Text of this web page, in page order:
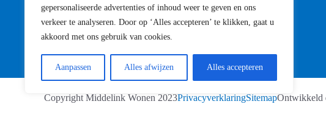
gepersonaliseerde advertenties of inhoud weer te geven en ons
verkeer te analyseren. Door op ‘Alles accepteren’ te klikken, gaat u
akkoord met ons gebruik van cookies.
Aanpassen Alles afwijzen Alles accepteren
Copyright Middelink Wonen 2023PrivacyverklaringSitemapOntwikkeld